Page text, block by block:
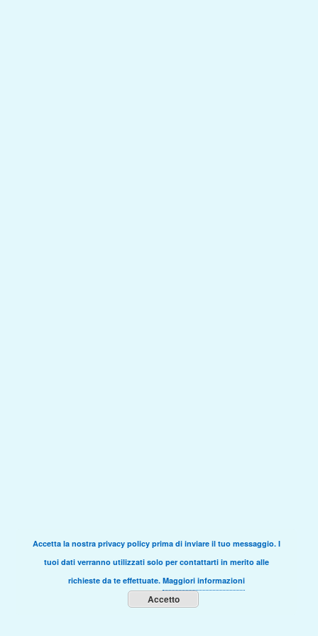
Accetta la nostra privacy policy prima di inviare il tuo messaggio. I
tuoi dati verranno utilizzati solo per contattarti in merito alle
richieste da te effettuate. Maggiori informazioni
Accetto